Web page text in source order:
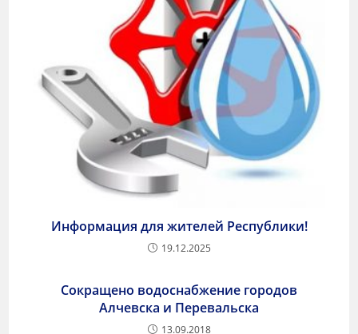
Информация для жителей Республики!
19.12.2025
Сокращено водоснабжение городов
Алчевска и Перевальска
13.09.2018